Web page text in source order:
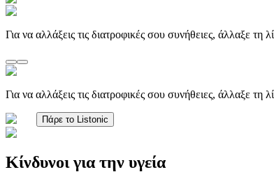
Για να αλλάξεις τις διατροφικές σου συνήθειες, άλλαξε τη
Για να αλλάξεις τις διατροφικές σου συνήθειες, άλλαξε τη
Πάρε το Listonic
Κίνδυνοι για την υγεία